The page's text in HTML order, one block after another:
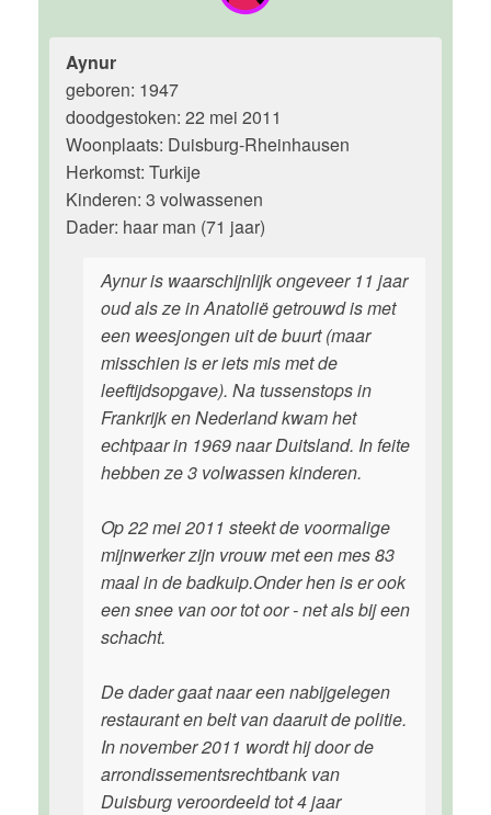
Aynur
geboren: 1947
doodgestoken: 22 mei 2011
Woonplaats: Duisburg-Rheinhausen
Herkomst: Turkije
Kinderen: 3 volwassenen
Dader: haar man (71 jaar)
Aynur is waarschijnlijk ongeveer 11 jaar
oud als ze in Anatolië getrouwd is met
een weesjongen uit de buurt (maar
misschien is er iets mis met de
leeftijdsopgave). Na tussenstops in
Frankrijk en Nederland kwam het
echtpaar in 1969 naar Duitsland. In feite
hebben ze 3 volwassen kinderen.
Op 22 mei 2011 steekt de voormalige
mijnwerker zijn vrouw met een mes 83
maal in de badkuip.Onder hen is er ook
een snee van oor tot oor - net als bij een
schacht.
De dader gaat naar een nabijgelegen
restaurant en belt van daaruit de politie.
In november 2011 wordt hij door de
arrondissementsrechtbank van
Duisburg veroordeeld tot 4 jaar